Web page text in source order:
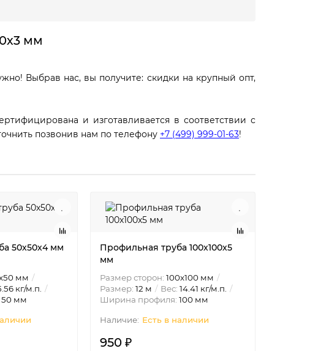
мм
Выбрав нас, вы получите: скидки на крупный опт,
и изготавливается в соответствии с
позвонив нам по телефону +7 (499) 999-01-63!
50х50х4 мм
мм
кг/м.п.
50 мм
Профильная труба 100х100х5
мм
Размер сторон: 100х100 мм
Размер: 12 м Вес: 14.41 кг/м.п.
Ширина профиля: 100 мм
Есть в наличии
950 ₽